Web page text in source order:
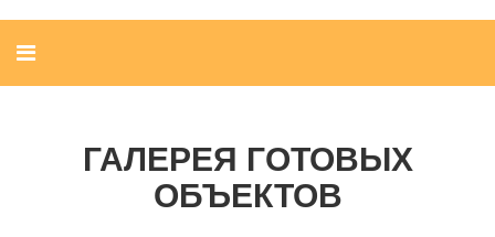
ГАЛЕРЕЯ ГОТОВЫХ
ОБЪЕКТОВ